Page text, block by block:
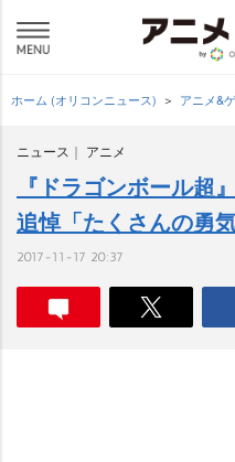
ホーム (オリコンニュース) アニメ&
ニュース アニメ
『ドラゴンボール超
追悼「たくさんの勇
2017-11-17 20:37